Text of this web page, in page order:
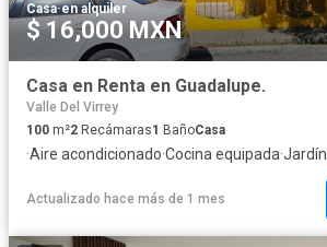
Casa·en alquiler
$ 16,000 MXN
Casa en Renta en Guadalupe.
Valle Del Virrey
100 m²2 Recámaras1 BañoCasa
·Aire acondicionado·Cocina equipada·Jardín
Actualizado hace más de 1 mes